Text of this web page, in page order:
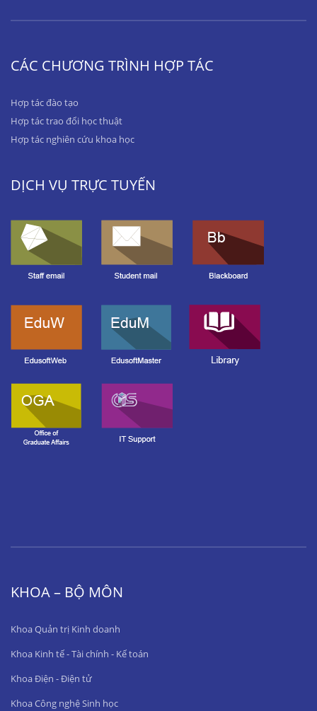
CÁC CHƯƠNG TRÌNH HỢP TÁC
Hợp tác đào tạo
Hợp tác trao đổi học thuật
Hợp tác nghiên cứu khoa học
DỊCH VỤ TRỰC TUYẾN
KHOA – BỘ MÔN
Khoa Quản trị Kinh doanh
Khoa Kinh tế - Tài chính - Kế toán
Khoa Điện - Điện tử
Khoa Công nghệ Sinh học